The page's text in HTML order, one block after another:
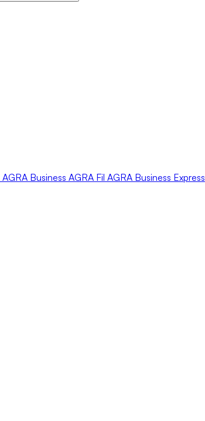
AGRA Business AGRA Fil AGRA Business Express